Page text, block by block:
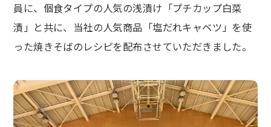
員に、個食タイプの人気の浅漬け「プチカップ白菜
漬」と共に、当社の人気商品「塩だれキャベツ」を使
った焼きそばのレシピを配布させていただきました。